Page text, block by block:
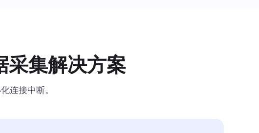
采集解决方案
连接中断。